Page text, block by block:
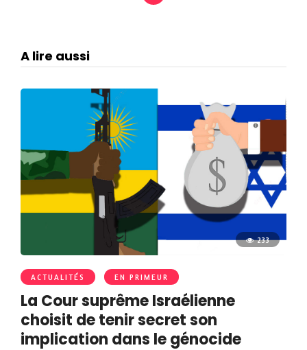
A lire aussi
233
ACTUALITÉS EN PRIMEUR
La Cour suprême Israélienne
choisit de tenir secret son
implication dans le génocide